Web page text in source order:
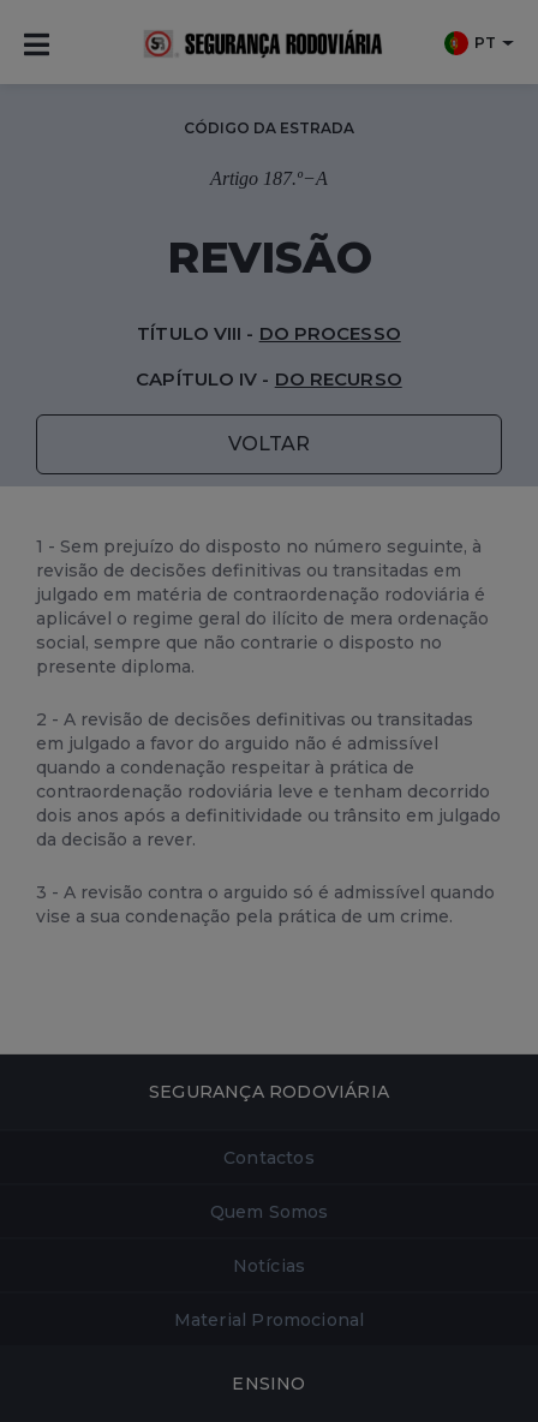
PT
CÓDIGO DA ESTRADA
Artigo 187.º−A
REVISÃO
CAPÍTULO IV - DO RECURSO
TÍTULO VIII - DO PROCESSO
VOLTAR
1 - Sem prejuízo do disposto no número seguinte, à
revisão de decisões definitivas ou transitadas em
julgado em matéria de contraordenação rodoviária é
aplicável o regime geral do ilícito de mera ordenação
social, sempre que não contrarie o disposto no
presente diploma.
2 - A revisão de decisões definitivas ou transitadas
em julgado a favor do arguido não é admissível
quando a condenação respeitar à prática de
contraordenação rodoviária leve e tenham decorrido
dois anos após a definitividade ou trânsito em julgado
da decisão a rever.
3 - A revisão contra o arguido só é admissível quando
vise a sua condenação pela prática de um crime.
SEGURANÇA RODOVIÁRIA
Contactos
Quem Somos
Notícias
Material Promocional
ENSINO